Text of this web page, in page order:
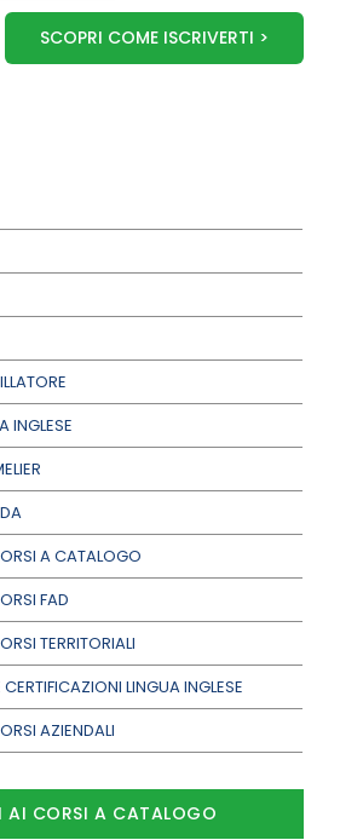
INGLESE
A CATALOGO
FAD
TERRITORIALI
LINGUA INGLESE
AZIENDALI
AI CORSI A CATALOGO
SCOPRI COME ISCRIVERTI >